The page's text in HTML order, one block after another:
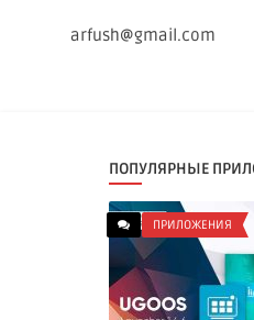
arfush@gmail.com
ПОПУЛЯРНЫЕ
ПРИЛОЖЕНИЯ